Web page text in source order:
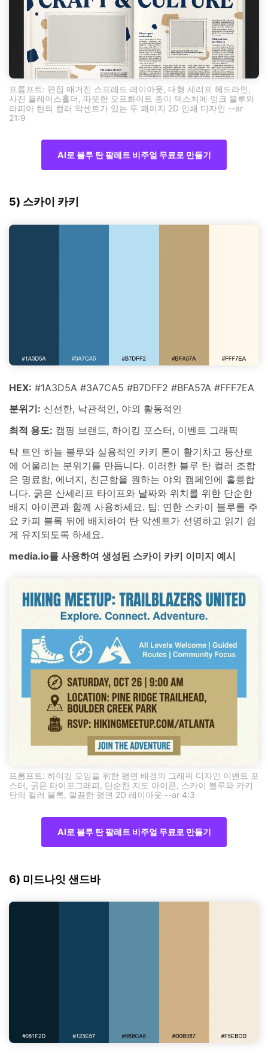
프롬프트: 편집 매거진 스프레드 레이아웃, 대형 세리프 헤드라인,
사진 플레이스홀더, 따뜻한 오프화이트 종이 텍스처에 잉크 블루와
라피아 탄의 컬러 악센트가 있는 투 페이지 2D 인쇄 디자인 --ar
21:9
AI로 블루 탄 팔레트 비주얼 무료로 만들기
5) 스카이 카키
HEX: #1A3D5A #3A7CA5 #B7DFF2 #BFA57A #FFF7EA
분위기: 신선한, 낙관적인, 야외 활동적인
최적 용도: 캠핑 브랜드, 하이킹 포스터, 이벤트 그래픽
탁 트인 하늘 블루와 실용적인 카키 톤이 활기차고 등산로
에 어울리는 분위기를 만듭니다. 이러한 블루 탄 컬러 조합
은 명료함, 에너지, 친근함을 원하는 야외 캠페인에 훌륭합
니다. 굵은 산세리프 타이프와 날짜와 위치를 위한 단순한
배지 아이콘과 함께 사용하세요. 팁: 연한 스카이 블루를 주
요 카피 블록 뒤에 배치하여 탄 악센트가 선명하고 읽기 쉽
게 유지되도록 하세요.
media.io를 사용하여 생성된 스카이 카키 이미지 예시
프롬프트: 하이킹 모임을 위한 평면 배경의 그래픽 디자인 이벤트 포
스터, 굵은 타이포그래피, 단순한 지도 아이콘, 스카이 블루와 카키
탄의 컬러 블록, 깔끔한 평면 2D 레이아웃 --ar 4:3
AI로 블루 탄 팔레트 비주얼 무료로 만들기
6) 미드나잇 샌드바